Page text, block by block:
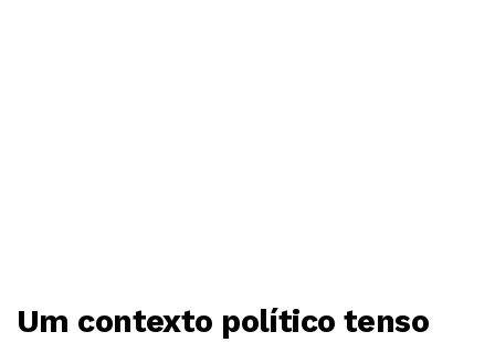
Um contexto político tenso